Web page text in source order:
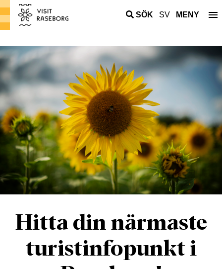
SÖK SV MENY
Hitta din närmaste
turistinfopunkt i